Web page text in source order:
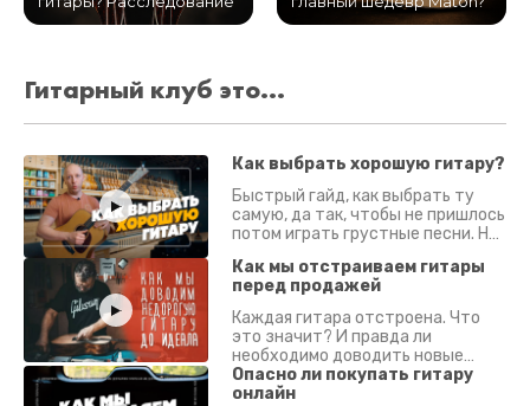
Гитарный клуб это...
Как выбрать хорошую гитару?
Быстрый гайд, как выбрать ту
самую, да так, чтобы не пришлось
потом играть грустные песни. На
Как мы отстраиваем гитары
перед продажей
Каждая гитара отстроена. Что
это значит? И правда ли
необходимо доводить новые
гитары? Если кратко - да.
Подробно - в видео :)
Опасно ли покупать гитару
онлайн